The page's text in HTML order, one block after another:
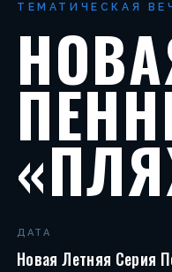
ТЕМАТИЧЕСКАЯ
ДАТА
Новая Летняя Серия